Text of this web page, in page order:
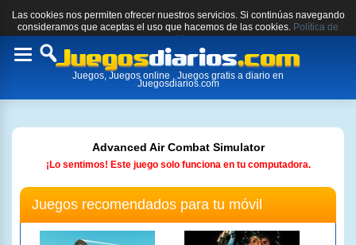
Las cookies nos permiten ofrecer nuestros servicios. Si continúas navegando
consideramos que aceptas el uso que hacemos de las cookies. Política de
cookies.
Toggle
Juegos, Juegos online , Juegos gratis a diario en
Juegosdiarios.com
Advanced Air Combat Simulator
¡Lo sentimos! Este juego solo funciona en tu computadora.
Juegos recomendados para tu móvil